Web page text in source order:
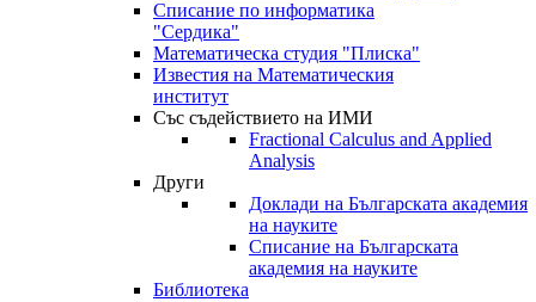
Списание по информатика
"Сердика"
Математическа студия "Плиска"
Известия на Математическия
институт
Със съдействието на ИМИ
Fractional Calculus and Applied
Analysis
Други
Доклади на Българската академия
на науките
Списание на Българската
академия на науките
Библиотека